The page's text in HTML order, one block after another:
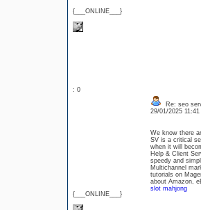
{___ONLINE___}
: 0
{___ONLINE___}
Re: seo
29/01/2025
We know there
SV is a critical
when it will
Help & Client
speedy and
Multichannel
tutorials on
about Amazon,
slot mahjong